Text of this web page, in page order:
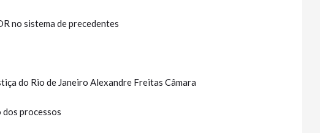
no sistema de precedentes
do Rio de Janeiro Alexandre Freitas Câmara
processos